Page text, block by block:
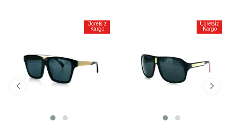
Ücretsiz
Kargo
Ücretsiz
Kargo